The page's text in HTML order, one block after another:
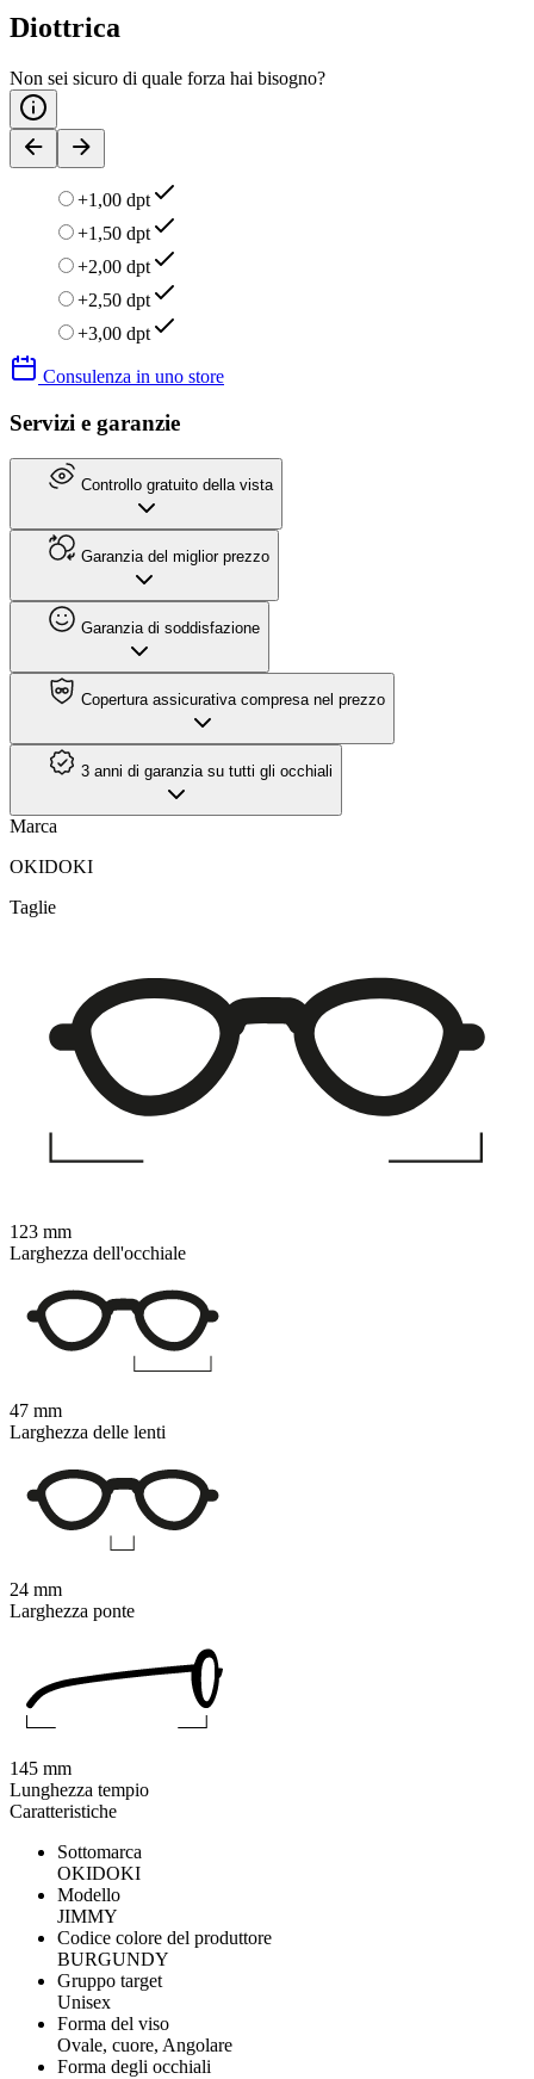
Diottrica
Non sei sicuro di quale forza hai bisogno?
+1,00 dpt
+1,50 dpt
+2,00 dpt
+2,50 dpt
+3,00 dpt
Consulenza in uno store
Servizi e garanzie
Controllo gratuito della vista
Garanzia del miglior prezzo
Garanzia di soddisfazione
Copertura assicurativa compresa nel prezzo
3 anni di garanzia su tutti gli occhiali
Marca
OKIDOKI
Caratteristiche
Sottomarca
OKIDOKI
Modello
JIMMY
Codice colore del produttore
BURGUNDY
Gruppo target
Unisex
Forma del viso
Ovale, cuore, Angolare
Forma degli occhiali
Taglie
123 mm
Larghezza dell'occhiale
47 mm
Larghezza delle lenti
24 mm
Larghezza ponte
145 mm
Lunghezza tempio